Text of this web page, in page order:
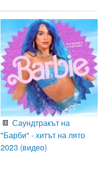
Саундтракът на
"Барби" - хитът на лято
2023 (видео)